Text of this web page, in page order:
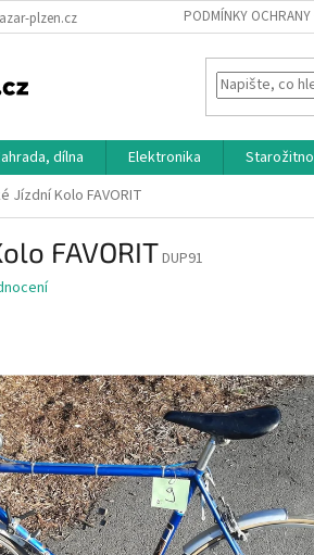
plzen.cz PODMÍNKY
dílna Elektronika
Jízdní Kolo FAVORIT
FAVORITDUP91